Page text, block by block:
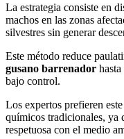
La estrategia consiste en
machos en las zonas
silvestres sin generar
Este método reduce
gusano barrenador
bajo control.
Los expertos prefieren
químicos tradicionales, ya
respetuosa con el medio